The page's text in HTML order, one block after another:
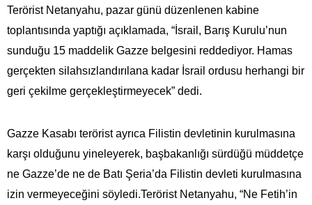
Terörist Netanyahu, pazar günü düzenlenen kabine
toplantısında yaptığı açıklamada, “İsrail, Barış Kurulu’nun
sunduğu 15 maddelik Gazze belgesini reddediyor. Hamas
gerçekten silahsızlandırılana kadar İsrail ordusu herhangi bir
geri çekilme gerçekleştirmeyecek” dedi.
Gazze Kasabı terörist ayrıca Filistin devletinin kurulmasına
karşı olduğunu yineleyerek, başbakanlığı sürdüğü müddetçe
ne Gazze’de ne de Batı Şeria’da Filistin devleti kurulmasına
izin vermeyeceğini söyledi.Terörist Netanyahu, “Ne Fetih’in